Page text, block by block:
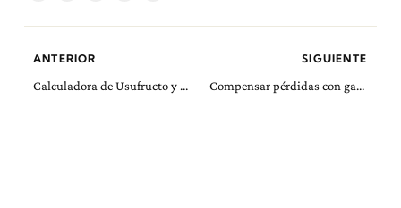
ANTERIOR
Calculadora de Usufructo y de Nuda Propiedad
SIGUIENTE
Compensar pérdidas con ganancias en una donación